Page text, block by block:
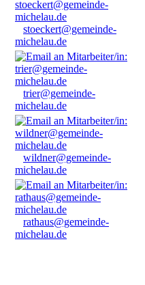
stoeckert@gemeinde-
michelau.de
trier@gemeinde-
michelau.de
wildner@gemeinde-
michelau.de
rathaus@gemeinde-
michelau.de